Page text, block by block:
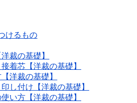
けるもの
裁の基礎】
着芯【洋裁の基礎】
洋裁の基礎】
し付け【洋裁の基礎】
い方【洋裁の基礎】